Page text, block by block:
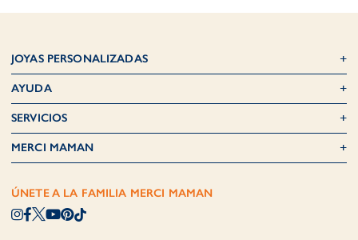
JOYAS PERSONALIZADAS
AYUDA
SERVICIOS
MERCI MAMAN
ÚNETE A LA FAMILIA MERCI MAMAN